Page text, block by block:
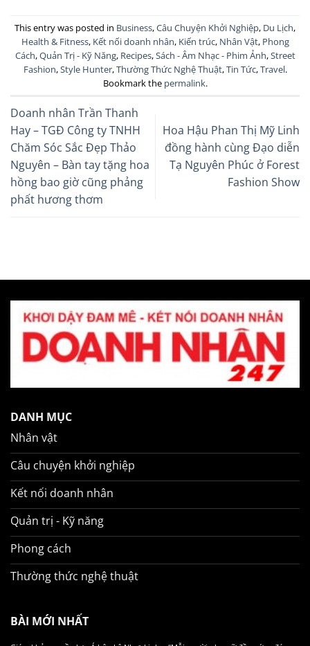
This entry was posted in Business,Câu Chuyện Khởi Nghiệp, Du Lịch,
Health & Fitness, Kết nối doanh nhân, Kiến trúc, Nhân Vật, Phong
Cách,Quản Trị - Kỹ Năng, Recipes,Sách - Âm Nhạc - Phim Ảnh,Street
Fashion,Style Hunter,Thường Thức Nghệ Thuật,Tin Tức,Travel.
Bookmark the permalink.
Doanh nhân Trần Thanh
Hay – TGĐ Công ty TNHH
Chăm Sóc Sắc Đẹp Thảo
Nguyên – Bàn tay tặng hoa
hồng bao giờ cũng phảng
phất hương thơm
Hoa Hậu Phan Thị Mỹ Linh
đồng hành cùng Đạo diễn
Tạ Nguyên Phúc ở Forest
Fashion Show
DANH MỤC
Nhân vật
Câu chuyện khởi nghiệp
Kết nối doanh nhân
Quản trị - Kỹ năng
Phong cách
Thường thức nghệ thuật
BÀI MỚI NHẤT